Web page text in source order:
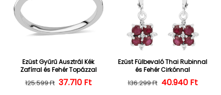
Ezüst Gyűrű Ausztrál Kék
Zafírral és Fehér Topázzal
Normál ár
125.599 Ft Kedvezményes ár
37.710 Ft
Ezüst Fülbevaló Thai Rubinnal
és Fehér Cirkónnal
Normál ár
136.299 Ft 40.940 Ft